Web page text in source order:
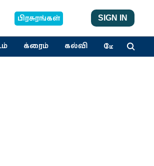
பிரசுரங்கள் SIGN IN
க்ரைம் கல்வி மேலும்